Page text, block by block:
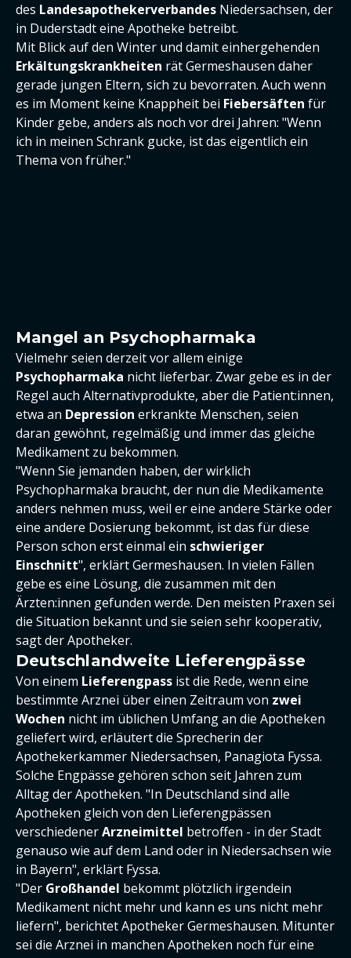
des Landesapothekerverbandes Niedersachsen, der
in Duderstadt eine Apotheke betreibt.
Mit Blick auf den Winter und damit einhergehenden
Erkältungskrankheiten rät Germeshausen daher
gerade jungen Eltern, sich zu bevorraten. Auch wenn
es im Moment keine Knappheit bei Fiebersäften für
Kinder gebe, anders als noch vor drei Jahren: "Wenn
ich in meinen Schrank gucke, ist das eigentlich ein
Thema von früher."
Mangel an Psychopharmaka
Vielmehr seien derzeit vor allem einige
Psychopharmaka nicht lieferbar. Zwar gebe es in der
Regel auch Alternativprodukte, aber die Patient:innen,
etwa an Depression erkrankte Menschen, seien
daran gewöhnt, regelmäßig und immer das gleiche
Medikament zu bekommen.
"Wenn Sie jemanden haben, der wirklich
Psychopharmaka braucht, der nun die Medikamente
anders nehmen muss, weil er eine andere Stärke oder
eine andere Dosierung bekommt, ist das für diese
Person schon erst einmal ein schwieriger
Einschnitt", erklärt Germeshausen. In vielen Fällen
gebe es eine Lösung, die zusammen mit den
Ärzten:innen gefunden werde. Den meisten Praxen sei
die Situation bekannt und sie seien sehr kooperativ,
sagt der Apotheker.
Deutschlandweite Lieferengpässe
Von einem Lieferengpass ist die Rede, wenn eine
bestimmte Arznei über einen Zeitraum von zwei
Wochen nicht im üblichen Umfang an die Apotheken
geliefert wird, erläutert die Sprecherin der
Apothekerkammer Niedersachsen, Panagiota Fyssa.
Solche Engpässe gehören schon seit Jahren zum
Alltag der Apotheken. "In Deutschland sind alle
Apotheken gleich von den Lieferengpässen
verschiedenerArzneimittel betroffen - in der Stadt
genauso wie auf dem Land oder in Niedersachsen wie
in Bayern", erklärt Fyssa.
"Der Großhandel bekommt plötzlich irgendein
Medikament nicht mehr und kann es uns nicht mehr
liefern", berichtet Apotheker Germeshausen. Mitunter
sei die Arznei in manchen Apotheken noch für eine